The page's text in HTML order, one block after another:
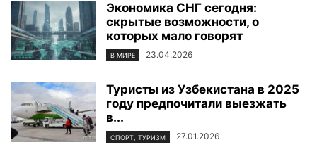
Экономика СНГ сегодня:
скрытые возможности, о
которых мало говорят
В МИРЕ 23.04.2026
Туристы из Узбекистана в 2025
году предпочитали выезжать
в...
СПОРТ, ТУРИЗМ 27.01.2026